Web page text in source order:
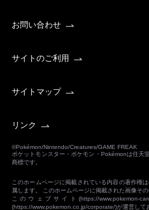
お問い合わせ
サイトのご利用
サイトマップ
リンク
©Pokémon/Nintendo/Creatures/GAME FREAK
ポケットモンスター・ポケモン・Pokémonは任天
商標です。
このホームページに掲載されている内容の著作権
属します。 このホームページに掲載された画像そ
このウェブサイト(https://www.pokemon-
(https://www.pokemon.co.jp/corporate/)が運営して